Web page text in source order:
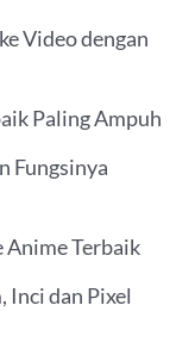
Video dengan
Paling Ampuh
Fungsinya
Terbaik
Inci dan Pixel